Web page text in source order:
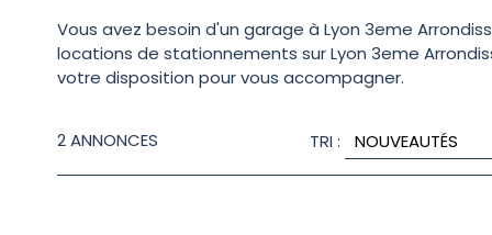
Vous avez besoin d'un garage à Lyon 3eme
locations de stationnements sur Lyon 3eme
votre disposition pour vous accompagner.
2ANNONCES TRI :